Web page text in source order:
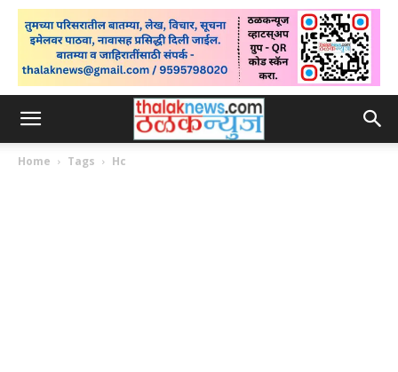
Home Tags Hc